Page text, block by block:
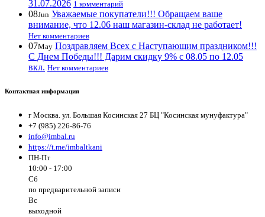
31.07.2026 1 комментарий
08Jun Уважаемые покупатели!!! Обращаем ваше
внимание, что 12.06 наш магазин-склад не работает!
Нет комментариев
07May Поздравляем Всех с Наступающим праздником!!!
С Днем Победы!!! Дарим скидку 9% с 08.05 по 12.05
вкл. Нет комментариев
Контактная информация
г Москва. ул. Большая Косинская 27 БЦ "Косинская мунуфактура"
+7 (985) 226-86-76
info@imbal.ru
https://t.me/imbaltkani
ПН-Пт
10:00 - 17:00
Сб
по предварительной записи
Вс
выходной